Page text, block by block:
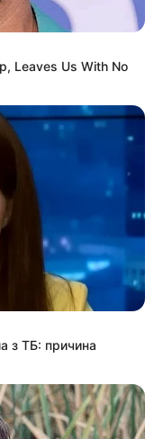
Leaves Us With No
з ТБ: причина